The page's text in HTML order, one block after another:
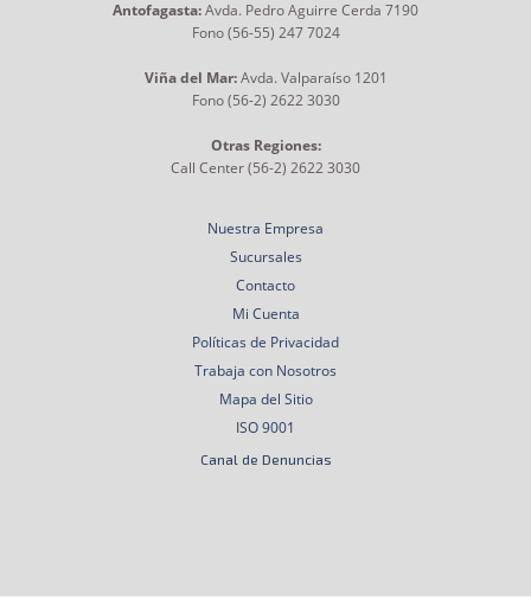
Antofagasta:Avda. Pedro Aguirre Cerda 7190
Fono (56-55) 247 7024
Viña del Mar:Avda. Valparaíso 1201
Fono (56-2) 2622 3030
Otras Regiones:
Call Center (56-2) 2622 3030
Nuestra Empresa
Sucursales
Contacto
Mi Cuenta
Políticas de Privacidad
Trabaja con Nosotros
Mapa del Sitio
ISO 9001
Canal de Denuncias